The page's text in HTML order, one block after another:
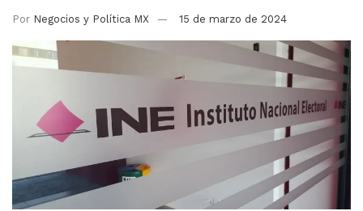
Por Negocios y Política MX 15 de marzo de 2024